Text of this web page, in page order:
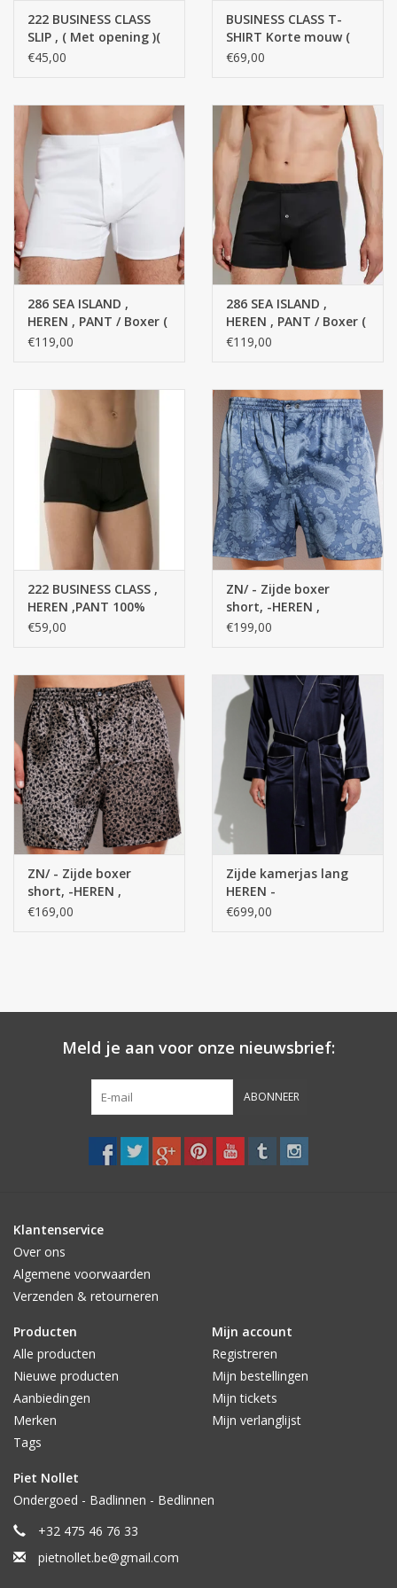
222 BUSINESS CLASS
SLIP , ( Met opening )(
100 % katoen )
€45,00
BUSINESS CLASS T-
SHIRT Korte mouw (
lage ronde hals ) /
garen, FINE RIB
€69,00
286 SEA ISLAND ,
HEREN , PANT / Boxer (
100 % Top KATOEN )
€119,00
286 SEA ISLAND ,
HEREN , PANT / Boxer (
100 % Top KATOEN ) -
€119,00
222 BUSINESS CLASS ,
HEREN ,PANT 100%
KATOEN, MERCERIZED
€59,00
ZN/ - Zijde boxer
short, -HEREN ,
NACHTKLEDING 100%
€199,00
ZN/ - Zijde boxer
short, -HEREN ,
NACHTKLEDING 100%
€169,00
Zijde kamerjas lang
HEREN -
NACHTKLEDING, uni
€699,00
Meld je aan voor onze nieuwsbrief:
ABONNEER
Klantenservice
Over ons
Algemene voorwaarden
Verzenden & retourneren
Producten
Alle producten
Nieuwe producten
Aanbiedingen
Merken
Tags
Mijn account
Registreren
Mijn bestellingen
Mijn tickets
Mijn verlanglijst
Piet Nollet
Ondergoed - Badlinnen - Bedlinnen
+32 475 46 76 33
pietnollet.be@gmail.com